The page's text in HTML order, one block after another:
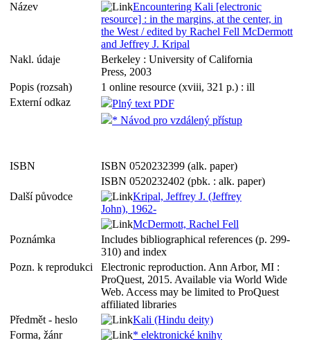
Název
Encountering Kali [electronic
resource] : in the margins, at the center, in
the West / edited by Rachel Fell McDermott
and Jeffrey J. Kripal
Nakl. údaje
Berkeley : University of California
Press, 2003
Popis (rozsah)
1 online resource (xviii, 321 p.) : ill
Externí odkaz
Plný text PDF
* Návod pro vzdálený přístup
ISBN
ISBN 0520232399 (alk. paper)
ISBN 0520232402 (pbk. : alk. paper)
Další původce
Kripal, Jeffrey J. (Jeffrey
John), 1962-
McDermott, Rachel Fell
Poznámka
Includes bibliographical references (p. 299-
310) and index
Pozn. k reprodukci
Electronic reproduction. Ann Arbor, MI :
ProQuest, 2015. Available via World Wide
Web. Access may be limited to ProQuest
affiliated libraries
Předmět - heslo
Kali (Hindu deity)
Forma, žánr
* elektronické knihy